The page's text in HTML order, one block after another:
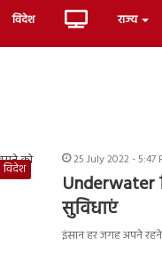
विदेश Live राज्य
विदेश
25 July 2022 - 5:47
Underwater
सुविधाएं
इंसान हर जगह अपने